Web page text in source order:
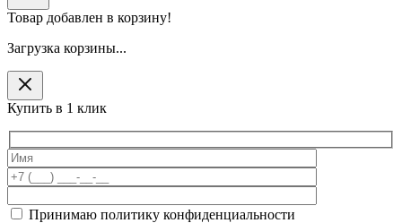
Товар добавлен в корзину!
Загрузка корзины...
Купить в 1 клик
Принимаю политику конфиденциальности